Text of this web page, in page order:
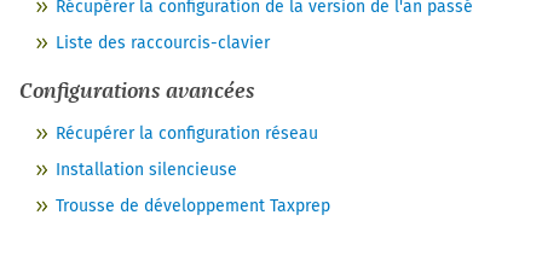
Récupérer la configuration de la version de l'an passé
Liste des raccourcis-clavier
Configurations avancées
Récupérer la configuration réseau
Installation silencieuse
Trousse de développement Taxprep